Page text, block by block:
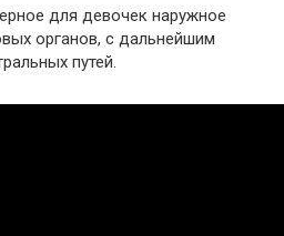
для девочек наружное
органов, с дальнейшим
путей.